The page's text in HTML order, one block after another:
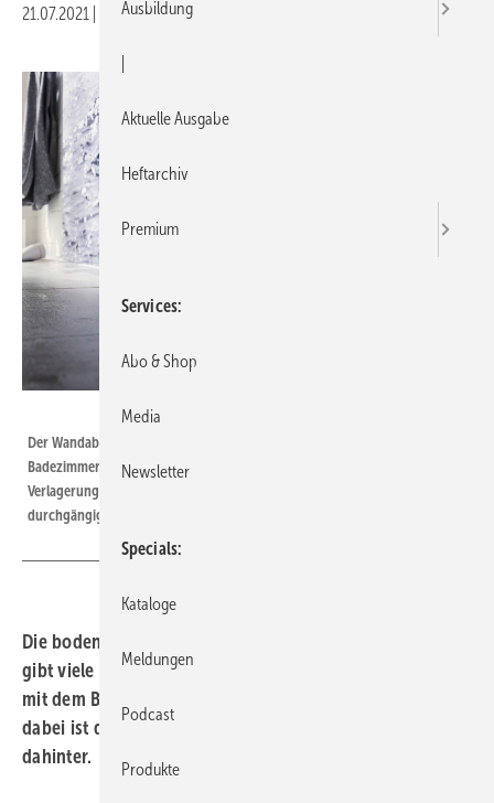
21.07.2021 Druckvorschau
Der Wandablauf für die Dusche macht den Weg frei für ein barrierefreies
Badezimmer mit durchgängiger Gestaltung. Zudem lassen sich mit der
Verlagerung des Ablaufs vom Boden in die Wand Fußbodenheizungen
durchgängig verlegen.
Die bodenebene Duschfläche hat Karriere gemacht. Es
gibt viele gute Gründe, den Duschbereich schwellenfrei
mit dem Boden auszuführen. Ein entscheidender Punkt
dabei ist das Zusammenspiel von Design und der Technik
dahinter.
Ausbildung
Aktuelle Ausgabe
Heftarchiv
Premium
Services
Abo & Shop
Media
Newsletter
Specials
Kataloge
Meldungen
Podcast
Produkte